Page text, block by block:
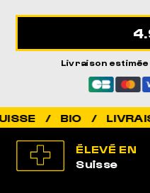
Livraison estimée
ÉLEVÉ EN
Suisse